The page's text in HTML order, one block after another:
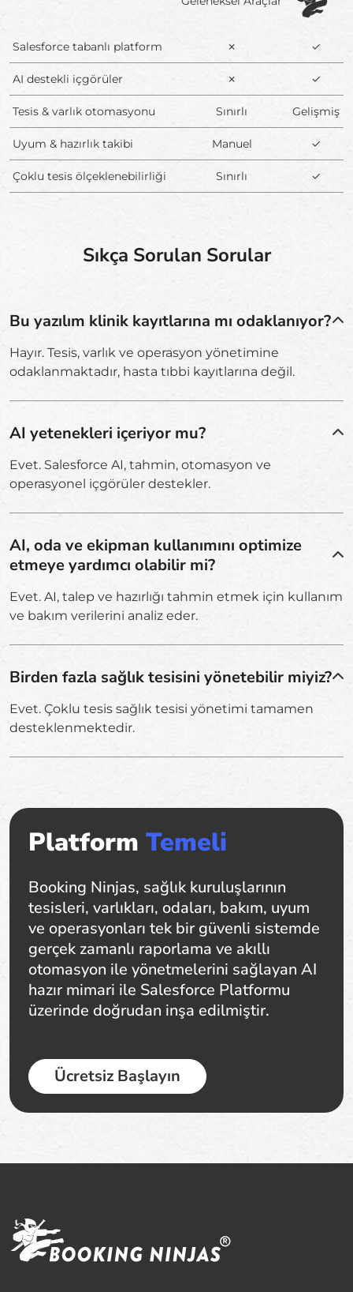
Salesforce tabanlı platform ✗ ✓
AI destekli içgörüler ✗ ✓
Tesis & varlık otomasyonu Sınırlı Gelişmiş
Uyum & hazırlık takibi Manuel ✓
Çoklu tesis ölçeklenebilirliği Sınırlı ✓
Sıkça Sorulan Sorular
Bu yazılım klinik kayıtlarına mı odaklanıyor?
Hayır. Tesis, varlık ve operasyon yönetimine
odaklanmaktadır, hasta tıbbi kayıtlarına değil.
AI yetenekleri içeriyor mu?
Evet. Salesforce AI, tahmin, otomasyon ve
operasyonel içgörüler destekler.
AI, oda ve ekipman kullanımını optimize
etmeye yardımcı olabilir mi?
Evet. AI, talep ve hazırlığı tahmin etmek için kullanım
ve bakım verilerini analiz eder.
Birden fazla sağlık tesisini yönetebilir miyiz?
Evet. Çoklu tesis sağlık tesisi yönetimi tamamen
desteklenmektedir.
Platform Temeli
Booking Ninjas, sağlık kuruluşlarının
tesisleri, varlıkları, odaları, bakım, uyum
ve operasyonları tek bir güvenli sistemde
gerçek zamanlı raporlama ve akıllı
otomasyon ile yönetmelerini sağlayan AI
hazır mimari ile Salesforce Platformu
üzerinde doğrudan inşa edilmiştir.
Ücretsiz Başlayın